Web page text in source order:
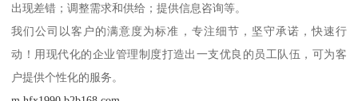
出现差错；调整需求和供给；提供信息咨询等。
我们公司以客户的满意度为标准，专注细节，坚守承诺，快速行
动！用现代化的企业管理制度打造出一支优良的员工队伍，可为客
户提供个性化的服务。